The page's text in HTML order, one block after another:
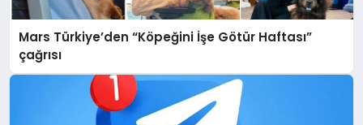
Mars Türkiye’den “Köpeğini İşe Götür Haftası”
çağrısı